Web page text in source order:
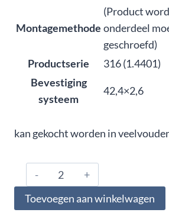
Montagemethode
(Product
onderdeel
geschroefd)
Productserie
316 (1.4401)
Bevestiging
systeem
42,4×2,6
kan gekocht worden in
316.420.0443,
Arm
railingsteun
Toevoegen aan winkelwagen